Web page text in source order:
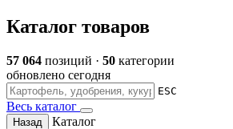
Каталог товаров
57 064 позиций · 50 категории
обновлено сегодня
ESC
Весь каталог
Назад
Каталог